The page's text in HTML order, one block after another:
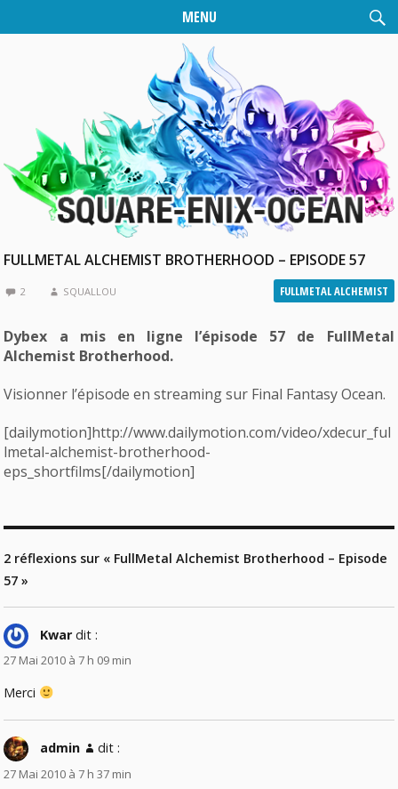
MENU
FULLMETAL ALCHEMIST BROTHERHOOD – EPISODE 57
FULLMETAL ALCHEMIST
2 SQUALLOU
Dybex a mis en ligne l’épisode 57 de FullMetal
Alchemist Brotherhood.
Visionner l’épisode en streaming sur Final Fantasy Ocean.
[dailymotion]http://www.dailymotion.com/video/xdecur_ful
lmetal-alchemist-brotherhood-
eps_shortfilms[/dailymotion]
2 réflexions sur « FullMetal Alchemist Brotherhood – Episode
57 »
Kwar dit :
27 Mai 2010 à 7 h 09 min
Merci
admin dit :
27 Mai 2010 à 7 h 37 min